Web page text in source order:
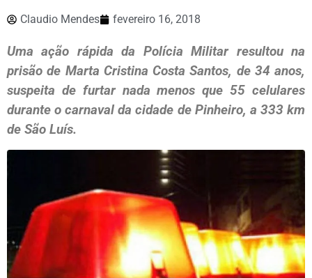
Claudio Mendes fevereiro 16, 2018
Uma ação rápida da Polícia Militar resultou na
prisão de Marta Cristina Costa Santos, de 34 anos,
suspeita de furtar nada menos que 55 celulares
durante o carnaval da cidade de Pinheiro, a 333 km
de São Luís.